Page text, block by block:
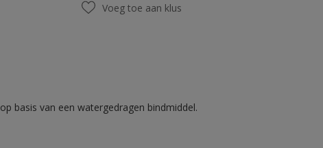
Voeg toe aan klus
basis van een watergedragen bindmiddel.